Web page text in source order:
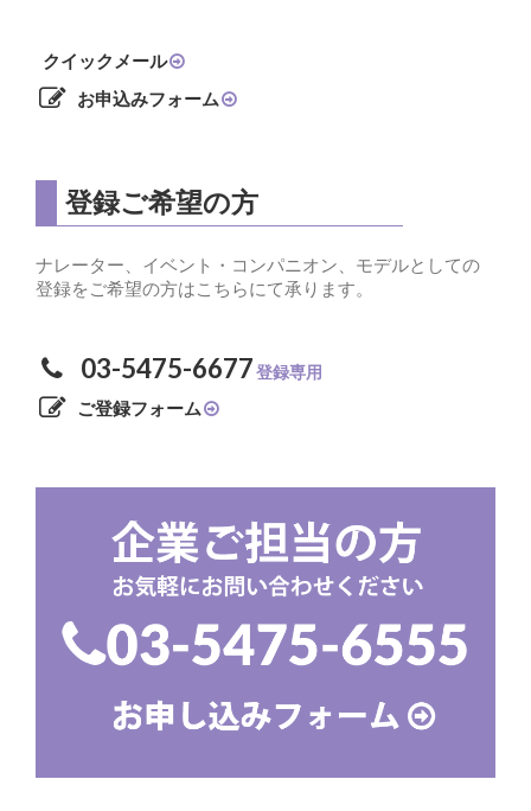
クイックメール
お申込みフォーム
登録ご希望の方
ナレーター、イベント・コンパニオン、モデルとしての
登録をご希望の方はこちらにて承ります。
03-5475-6677登録専用
ご登録フォーム